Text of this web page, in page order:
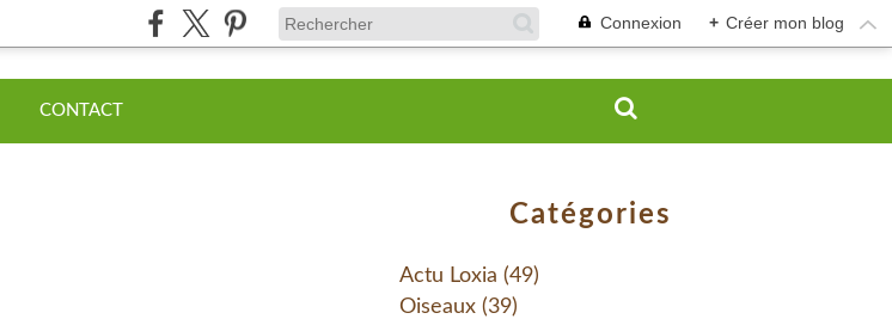
Connexion + Créer mon blog
CONTACT
Catégories
Actu Loxia (49)
Oiseaux (39)